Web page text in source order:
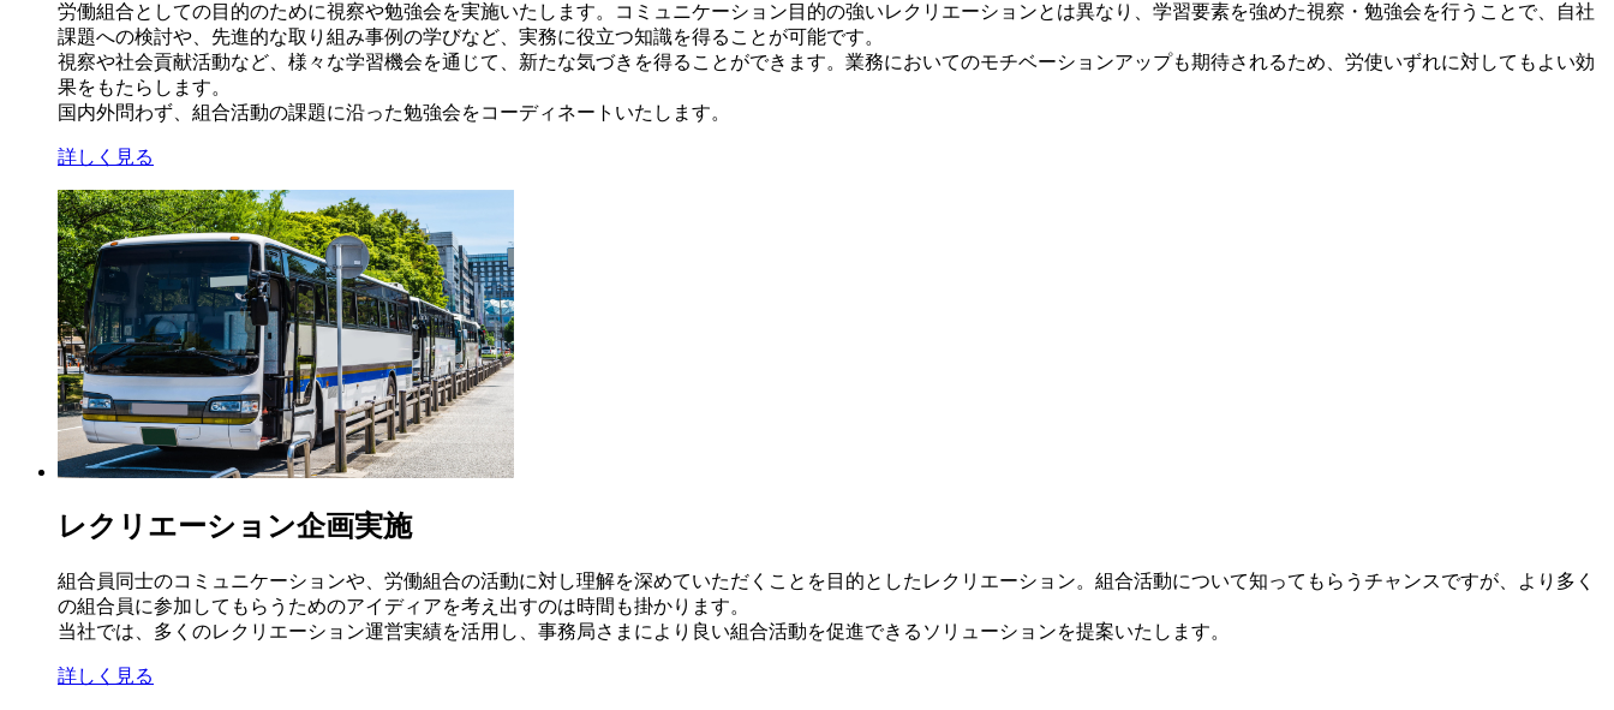
労働組合としての目的のために視察や勉強会を実施いたします。コミュニケーション目的の強いレクリエーションとは異なり、学習要素を強めた視察・勉強会を行うことで、自社
課題への検討や、先進的な取り組み事例の学びなど、実務に役立つ知識を得ることが可能です。
視察や社会貢献活動など、様々な学習機会を通じて、新たな気づきを得ることができます。業務においてのモチベーションアップも期待されるため、労使いずれに対してもよい効
果をもたらします。
国内外問わず、組合活動の課題に沿った勉強会をコーディネートいたします。
詳しく見る
レクリエーション企画実施
組合員同士のコミュニケーションや、労働組合の活動に対し理解を深めていただくことを目的としたレクリエーション。組合活動について知ってもらうチャンスですが、より多く
の組合員に参加してもらうためのアイディアを考え出すのは時間も掛かります。
当社では、多くのレクリエーション運営実績を活用し、事務局さまにより良い組合活動を促進できるソリューションを提案いたします。
詳しく見る